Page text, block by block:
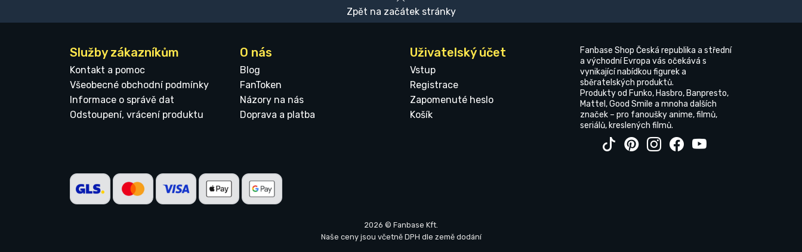
Zpět na začátek stránky
Služby zákazníkům
Kontakt a pomoc
Všeobecné obchodní podmínky
Informace o správě dat
Odstoupení, vrácení produktu
O nás
Blog
FanToken
Názory na nás
Doprava a platba
Uživatelský účet
Vstup
Registrace
Zapomenuté heslo
Košík
Fanbase Shop Česká republika a střední
a východní Evropa vás očekává s
vynikající nabídkou figurek a
sběratelských produktů.
Produkty od Funko, Hasbro, Banpresto,
Mattel, Good Smile a mnoha dalších
značek – pro fanoušky anime, filmů,
seriálů, kreslených filmů.
2026 © Fanbase Kft.
Naše ceny jsou včetně DPH dle země dodání